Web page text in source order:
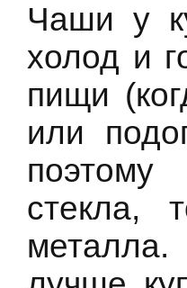
Чаши у
холод и
пищи
или
поэтому
стекла,